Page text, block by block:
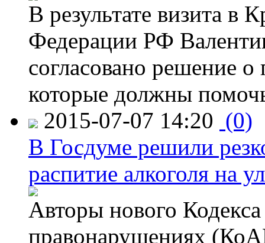
В результате визита в
Федерации РФ
согласовано решение
которые должны
2015-07-07 14:20 (0)
В Госдуме решили
распитие алкоголя на
Авторы нового
правонарушениях